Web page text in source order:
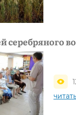
серебряного